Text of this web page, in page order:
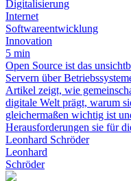
Digitalisierung
Internet
Softwareentwicklung
Innovation
5 min
Open Source ist das
Servern über
Artikel zeigt, wie
digitale Welt prägt, warum
gleichermaßen wichtig ist
Herausforderungen sie für
Leonhard Schröder
Leonhard
Schröder